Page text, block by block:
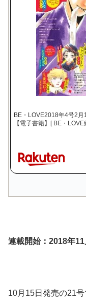
BE・LOVE2018年4号2
【電子書籍】[ BE・
連載開始：2018年11
10月15日発売の21